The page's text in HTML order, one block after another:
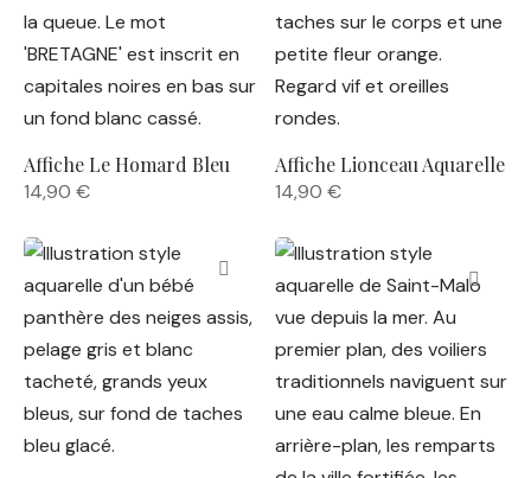
Affiche Le Homard Bleu
14,90 €
Affiche Lionceau Aquarelle
14,90 €